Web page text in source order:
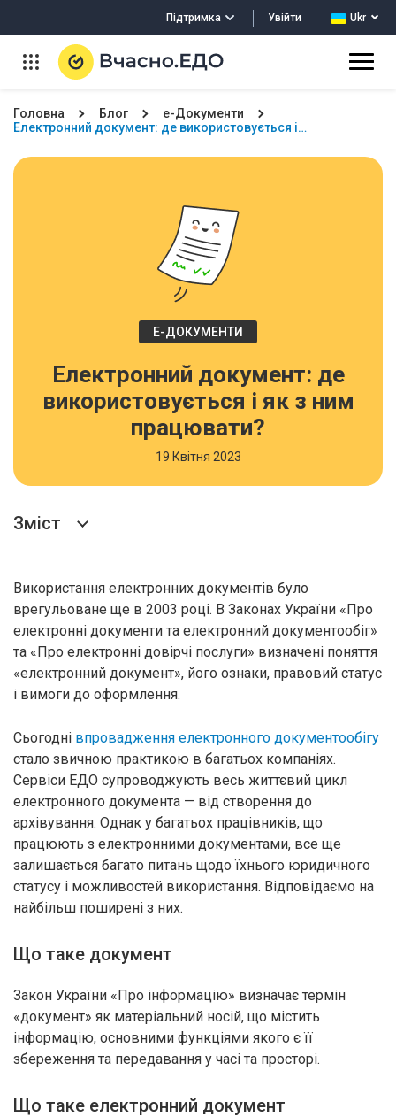
Підтримка Увійти Ukr
Головна Блог
е-Документи
Електронний документ: де використовується і…
Е-ДОКУМЕНТИ
Електронний документ: де
використовується і як з ним
працювати?
19 Квітня 2023
Зміст
Використання електронних документів було
врегульоване ще в 2003 році. В Законах України «Про
електронні документи та електронний документообіг»
та «Про електронні довірчі послуги» визначені поняття
«електронний документ», його ознаки, правовий статус
і вимоги до оформлення.
Сьогодні впровадження електронного документообігу
стало звичною практикою в багатьох компаніях.
Сервіси ЕДО супроводжують весь життєвий цикл
електронного документа — від створення до
архівування. Однак у багатьох працівників, що
працюють з електронними документами, все ще
залишається багато питань щодо їхнього юридичного
статусу і можливостей використання. Відповідаємо на
найбільш поширені з них.
Що таке документ
Закон України «Про інформацію» визначає термін
«документ» як матеріальний носій, що містить
інформацію, основними функціями якого є її
збереження та передавання у часі та просторі.
Що таке електронний документ